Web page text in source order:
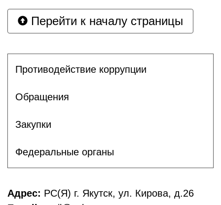
Перейти к началу страницы
Противодействие коррупции
Обращения
Закупки
Федеральные органы
Адрес: РС(Я) г. Якутск, ул. Кирова, д.26